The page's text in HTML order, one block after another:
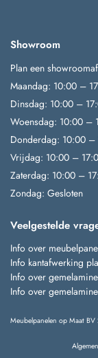
Showroom
Plan een
Maandag: 10:00 –
Dinsdag: 10:00 –
Woensdag: 10:00 –
Donderdag: 10:00 –
Vrijdag: 10:00 –
Zaterdag: 10:00 –
Zondag: Gesloten
Veelgestelde
Info over
Info kantafwerking
Info over
Info over
Meubelpanelen op Maat